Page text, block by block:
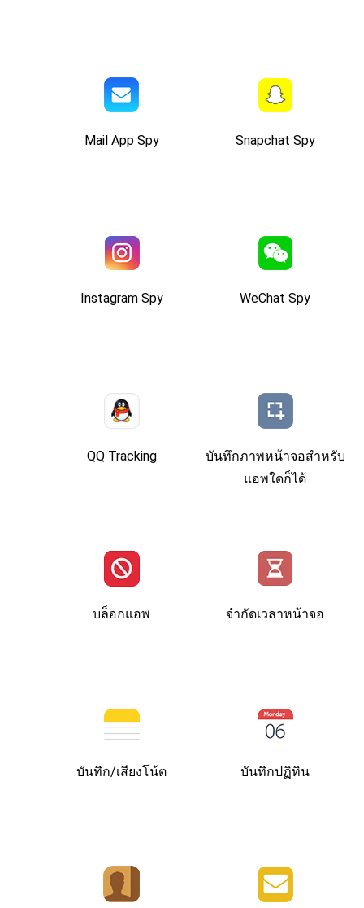
Mail App Spy Snapchat Spy
Instagram Spy WeChat Spy
QQ Tracking
บันทึกภาพหน้าจอสำหรับ
แอพใดก็ได้
บล็อกแอพ จำกัดเวลาหน้าจอ
บันทึก/เสียงโน้ต บันทึกปฏิทิน